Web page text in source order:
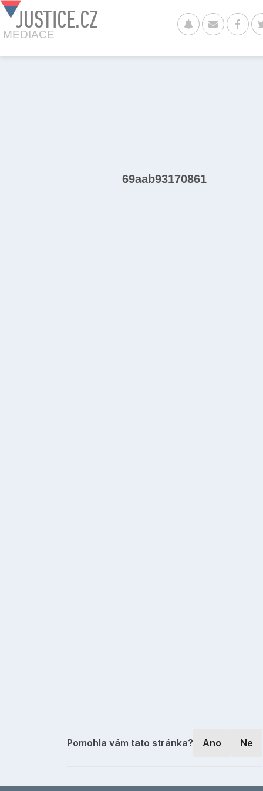
JUSTICE.CZ
MEDIACE
69aab93170861
Pomohla vám tato stránka? Ano Ne